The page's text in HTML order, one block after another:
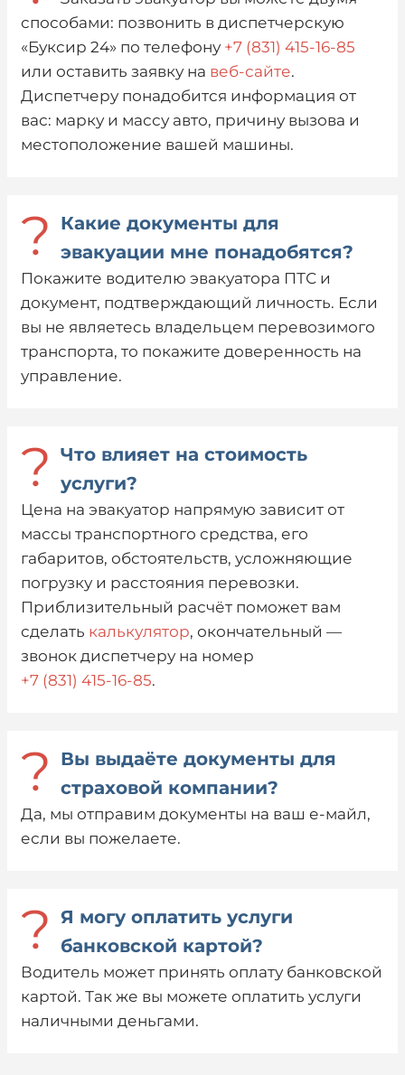
способами: позвонить в диспетчерскую
«Буксир 24» по телефону +7 (831) 415-16-85
или оставить заявку на веб-сайте.
Диспетчеру понадобится информация от
вас: марку и массу авто, причину вызова и
местоположение вашей машины.
?
Какие документы для
эвакуации мне понадобятся?
Покажите водителю эвакуатора ПТС и
документ, подтверждающий личность. Если
вы не являетесь владельцем перевозимого
транспорта, то покажите доверенность на
управление.
? Что влияет на стоимость
услуги?
Цена на эвакуатор напрямую зависит от
массы транспортного средства, его
габаритов, обстоятельств, усложняющие
погрузку и расстояния перевозки.
Приблизительный расчёт поможет вам
сделать калькулятор, окончательный —
звонок диспетчеру на номер
+7 (831) 415-16-85.
?
Вы выдаёте документы для
страховой компании?
Да, мы отправим документы на ваш е-майл,
если вы пожелаете.
? Я могу оплатить услуги
банковской картой?
Водитель может принять оплату банковской
картой. Так же вы можете оплатить услуги
наличными деньгами.